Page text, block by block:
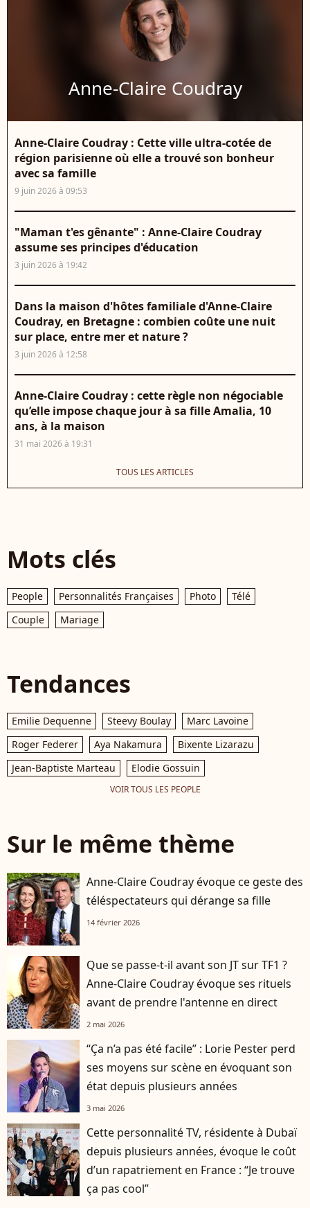
Anne-Claire Coudray
Anne-Claire Coudray : Cette ville ultra-cotée de
région parisienne où elle a trouvé son bonheur
avec sa famille
9 juin 2026 à 09:53
"Maman t'es gênante" : Anne-Claire Coudray
assume ses principes d'éducation
3 juin 2026 à 19:42
Dans la maison d'hôtes familiale d'Anne-Claire
Coudray, en Bretagne : combien coûte une nuit
sur place, entre mer et nature ?
3 juin 2026 à 12:58
Anne-Claire Coudray : cette règle non négociable
qu’elle impose chaque jour à sa fille Amalia, 10
ans, à la maison
31 mai 2026 à 19:31
TOUS LES ARTICLES
Mots clés
People Personnalités Françaises Photo
Télé
Couple
Mariage
Tendances
Emilie Dequenne Steevy Boulay
Marc Lavoine
Roger Federer
Aya Nakamura
Bixente Lizarazu
Jean-Baptiste Marteau
Elodie Gossuin
VOIR TOUS LES PEOPLE
Sur le même thème
Anne-Claire Coudray évoque ce geste des
téléspectateurs qui dérange sa fille
14 février 2026
Que se passe-t-il avant son JT sur TF1 ?
Anne-Claire Coudray évoque ses rituels
avant de prendre l'antenne en direct
2 mai 2026
“Ça n’a pas été facile” : Lorie Pester perd
ses moyens sur scène en évoquant son
état depuis plusieurs années
3 mai 2026
Cette personnalité TV, résidente à Dubaï
depuis plusieurs années, évoque le coût
d’un rapatriement en France : “Je trouve
ça pas cool”